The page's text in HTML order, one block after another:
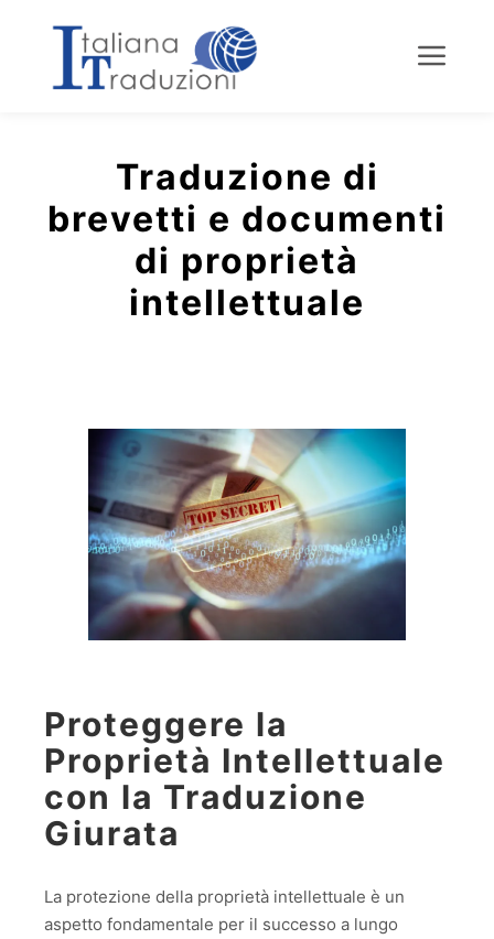
Traduzione di
brevetti e documenti
di proprietà
intellettuale
Proteggere la
Proprietà Intellettuale
con la Traduzione
Giurata
La protezione della proprietà intellettuale è un
aspetto fondamentale per il successo a lungo